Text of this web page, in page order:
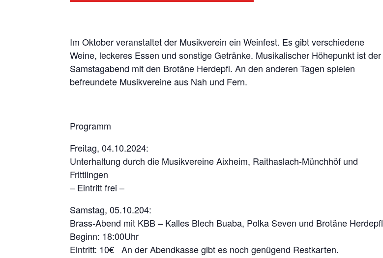
Im Oktober veranstaltet der Musikverein ein Weinfest. Es gibt verschiedene
Weine, leckeres Essen und sonstige Getränke. Musikalischer Höhepunkt ist der
Samstagabend mit den Brotäne Herdepfl. An den anderen Tagen spielen
befreundete Musikvereine aus Nah und Fern.
Programm
Freitag, 04.10.2024:
Unterhaltung durch die Musikvereine Aixheim, Raithaslach-Münchhöf und
Frittlingen
– Eintritt frei –
Samstag, 05.10.204:
Brass-Abend mit KBB – Kalles Blech Buaba, Polka Seven und Brotäne Herdepfl
Beginn: 18:00Uhr
Eintritt: 10€ An der Abendkasse gibt es noch genügend Restkarten.